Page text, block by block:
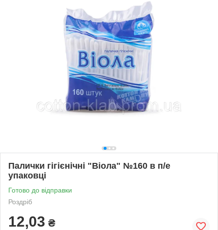
Палички гігієнічні "Віола" №160 в п/е
упаковці
Готово до відправки
Роздріб
12,03 ₴